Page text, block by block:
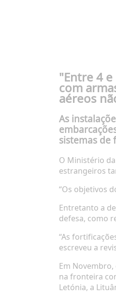
"Entre 4
com
aéreos
As
sistemas
O Ministério
estrangeiros
“Os objetivos
Entretanto a
defesa, como
“As
escreveu a
Em
na fronteira
Letónia, a